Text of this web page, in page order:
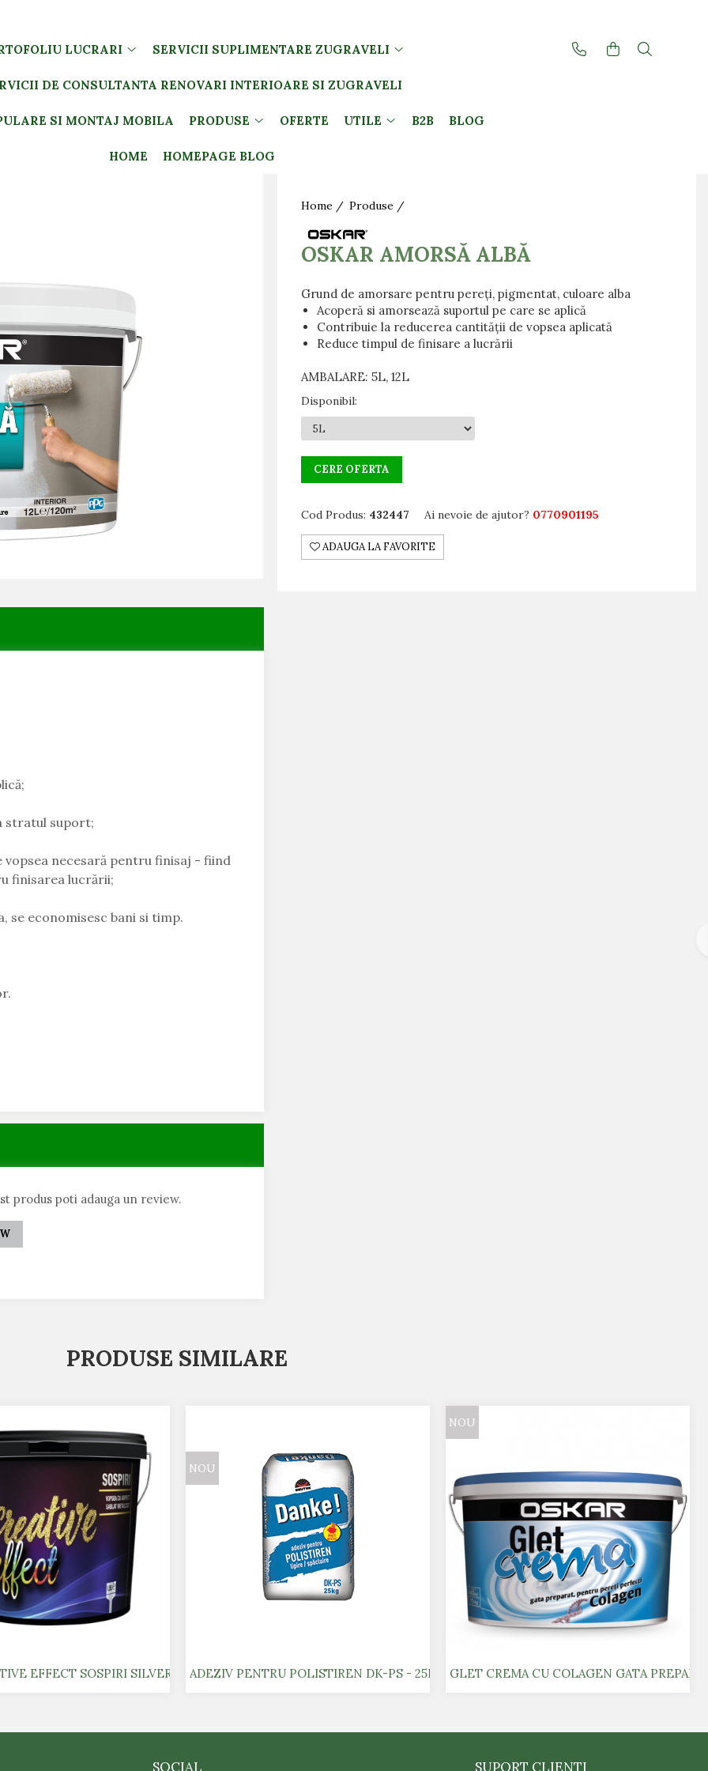
LUCRARI SERVICII SUPLIMENTARE ZUGRAVELI
DE CONSULTANTA RENOVARI INTERIOARE SI ZUGRAVELI
SI MONTAJ MOBILA PRODUSE OFERTE UTILE B2B BLOG
HOME HOMEPAGE BLOG
Home / Produse /
OSKAR AMORSĂ ALBĂ
Grund de amorsare pentru pereți, pigmentat, culoare alba
Acoperă si amorsează suportul pe care se aplică
Contribuie la reducerea cantității de vopsea aplicată
Reduce timpul de finisare a lucrării
AMBALARE: 5L, 12L
Disponibil:
CERE OFERTA
Cod Produs: 432447 Ai nevoie de ajutor? 0770901195
ADAUGA LA FAVORITE
stratul suport;
necesară pentru finisaj - fiind
finisarea lucrării;
se economisesc bani si timp.
produs poti adauga un review.
PRODUSE SIMILARE
1,25 L
EFFECT SOSPIRI SILVER 1,25 L
NOU
ADEZIV PENTRU POLISTIREN DK-PS - 25KG
NOU
GLET CREMA CU COLAGEN GATA
SOCIAL SUPORT CLIENTI